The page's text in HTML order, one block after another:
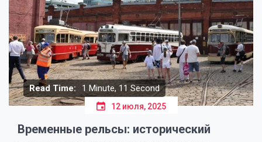
Read Time: 1 Minute, 11 Second
12 июля, 2025
Временные рельсы: исторический